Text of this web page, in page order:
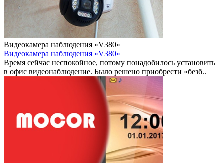
Видеокамера наблюдения «V380»
Видеокамера наблюдения «V380»
Время сейчас неспокойное, потому понадобилось установить
в офис видеонаблюдение. Было решено приобрести «безб..